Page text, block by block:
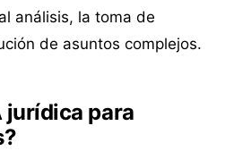
análisis, la toma de
de asuntos complejos.
jurídica para